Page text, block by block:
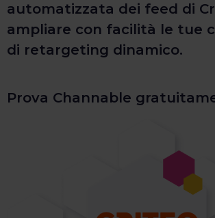
automatizzata dei feed di
ampliare con facilità le tue
di retargeting dinamico.
Prova Channable